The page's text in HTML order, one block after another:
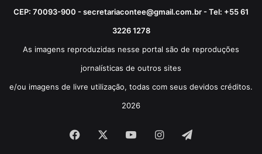
CEP: 70093-900 - secretariacontee@gmail.com.br - Tel: +55 61
3226 1278
As imagens reproduzidas nesse portal são de reproduções
jornalísticas de outros sites
e/ou imagens de livre utilização, todas com seus devidos créditos.
2026
Facebook YouTubeInstagram